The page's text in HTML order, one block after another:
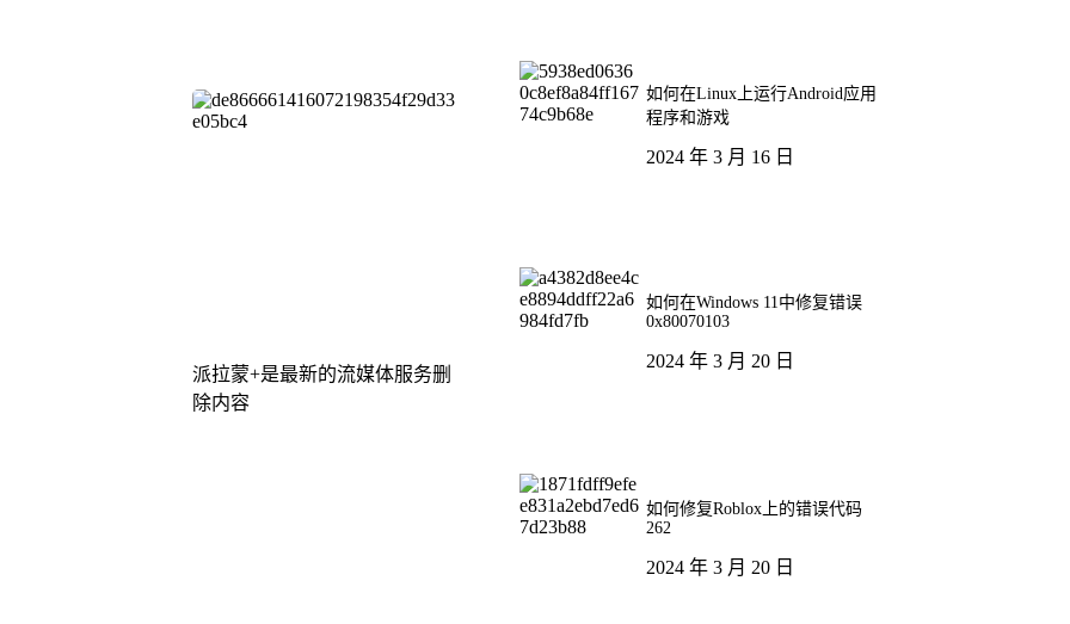
派拉蒙+是最新的流媒体服务删
除内容
如何在Linux上运行Android应用
程序和游戏
2024 年 3 月 16 日
如何在Windows 11中修复错误
0x80070103
2024 年 3 月 20 日
如何修复Roblox上的错误代码
262
2024 年 3 月 20 日